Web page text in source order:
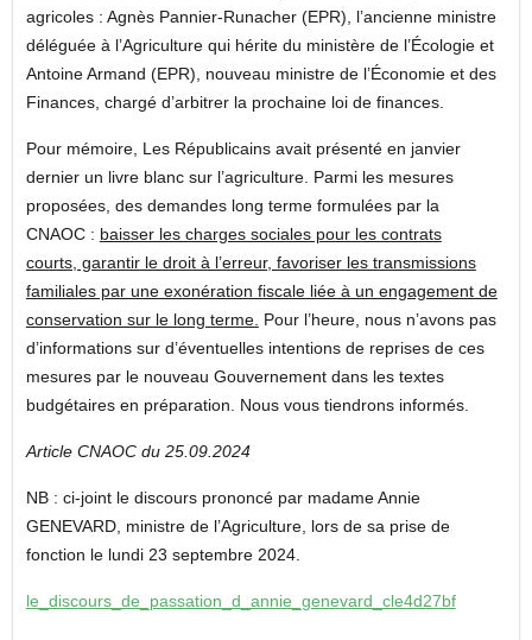
agricoles : Agnès Pannier-Runacher (EPR), l’ancienne ministre
déléguée à l’Agriculture qui hérite du ministère de l’Écologie et
Antoine Armand (EPR), nouveau ministre de l’Économie et des
Finances, chargé d’arbitrer la prochaine loi de finances.
Pour mémoire, Les Républicains avait présenté en janvier
dernier un livre blanc sur l’agriculture. Parmi les mesures
proposées, des demandes long terme formulées par la
CNAOC : baisser les charges sociales pour les contrats
courts, garantir le droit à l’erreur, favoriser les transmissions
familiales par une exonération fiscale liée à un engagement de
conservation sur le long terme. Pour l’heure, nous n’avons pas
d’informations sur d’éventuelles intentions de reprises de ces
mesures par le nouveau Gouvernement dans les textes
budgétaires en préparation. Nous vous tiendrons informés.
Article CNAOC du 25.09.2024
NB : ci-joint le discours prononcé par madame Annie
GENEVARD, ministre de l’Agriculture, lors de sa prise de
fonction le lundi 23 septembre 2024.
le_discours_de_passation_d_annie_genevard_cle4d27bf